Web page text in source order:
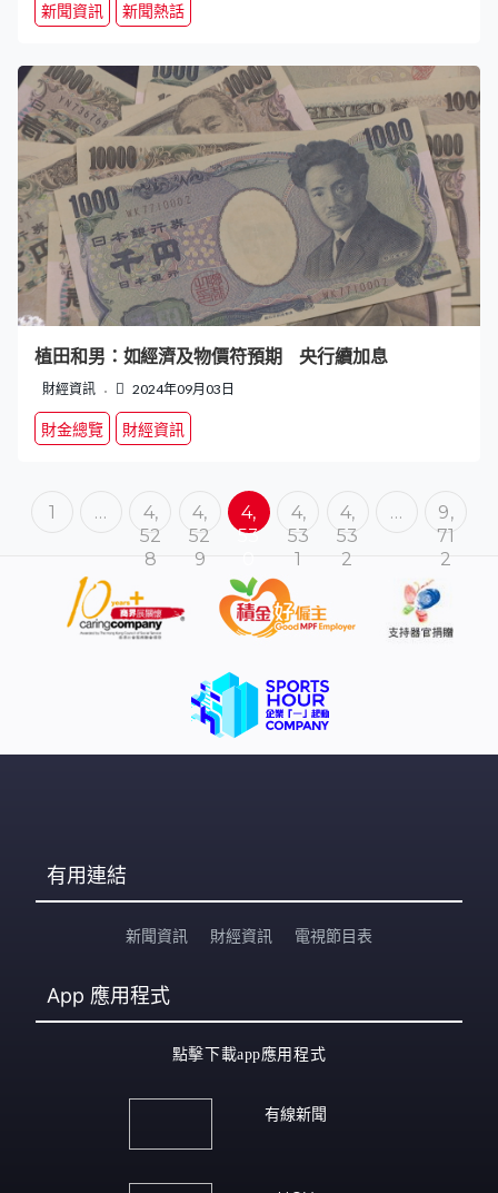
新聞資訊 新聞熱話
植田和男：如經濟及物價符預期 央行續加息
財經資訊 2024年09月03日
財金總覽 財經資訊
1 …
4,
52
8
4,
52
9
4,
53
4,
53
1
4,
53
2
…
9,
71
2
有用連結
新聞資訊 財經資訊 電視節目表
App 應用程式
點擊下載app應用程式
有線新聞